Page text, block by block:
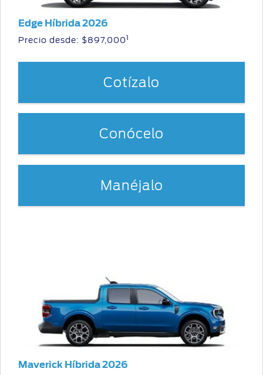
Edge Híbrida 2026
Precio desde: $897,000
Cotízalo
Conócelo
Manéjalo
Maverick Híbrida 2026